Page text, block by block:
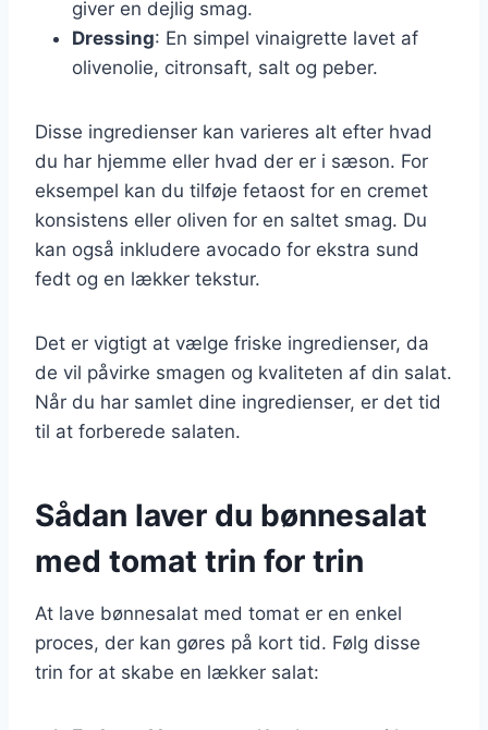
giver en dejlig smag.
Dressing: En simpel vinaigrette lavet af
olivenolie, citronsaft, salt og peber.
Disse ingredienser kan varieres alt efter hvad
du har hjemme eller hvad der er i sæson. For
eksempel kan du tilføje fetaost for en cremet
konsistens eller oliven for en saltet smag. Du
kan også inkludere avocado for ekstra sund
fedt og en lækker tekstur.
Det er vigtigt at vælge friske ingredienser, da
de vil påvirke smagen og kvaliteten af din salat.
Når du har samlet dine ingredienser, er det tid
til at forberede salaten.
Sådan laver du bønnesalat
med tomat trin for trin
At lave bønnesalat med tomat er en enkel
proces, der kan gøres på kort tid. Følg disse
trin for at skabe en lækker salat: